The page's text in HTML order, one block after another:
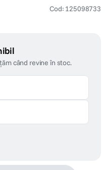
Cod: 125098733
când revine în stoc.